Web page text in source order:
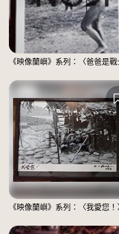
《映像蘭嶼》系列：〈爸爸是戰
《映像蘭嶼》系列：〈我愛您！